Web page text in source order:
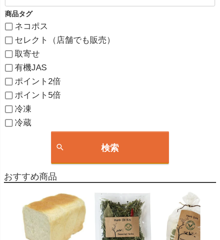
商品タグ
ネコポス
セレクト（店舗でも販売）
取寄せ
有機JAS
ポイント2倍
ポイント5倍
冷凍
冷蔵
検索
おすすめ商品